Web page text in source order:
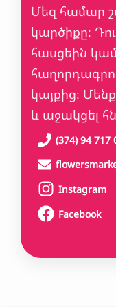
Մեզ համար
կարծիքը։
հասցեին
կայքից։
և աջակցել
(374) 94 717
Instagram
Facebook